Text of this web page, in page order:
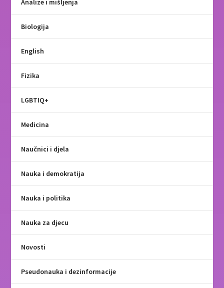
Analize i mišljenja
Biologija
English
Fizika
LGBTIQ+
Medicina
Naučnici i djela
Nauka i demokratija
Nauka i politika
Nauka za djecu
Novosti
Pseudonauka i dezinformacije